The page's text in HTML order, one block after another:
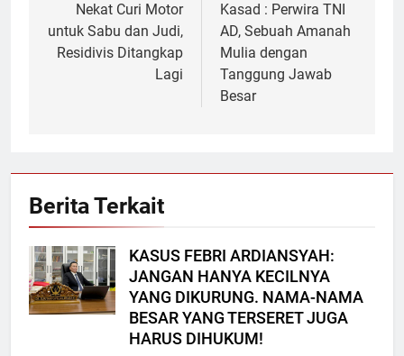
posNekat Curi Motor
untuk Sabu dan Judi,
Residivis Ditangkap
Lagi
Kasad : Perwira TNI
AD, Sebuah Amanah
Mulia dengan
Tanggung Jawab
Besar
Berita Terkait
KASUS FEBRI ARDIANSYAH:
JANGAN HANYA KECILNYA
YANG DIKURUNG. NAMA-NAMA
BESAR YANG TERSERET JUGA
HARUS DIHUKUM!